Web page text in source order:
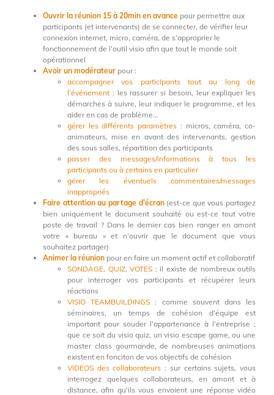
Ouvrir la réunion 15 à 20min en avance pour permettre aux
participants (et intervenants) de se connecter, de vérifier leur
connexion internet, micro, caméra, de s’approprier le
fonctionnement de l’outil visio afin que tout le monde soit
opérationnel
Avoir un modérateur pour :
accompagner vos participants tout au long de
l’événement : les rassurer si besoin, leur expliquer les
démarches à suivre, leur indiquer le programme, et les
aider en cas de problème…
gérer les différents paramètres : micros, caméra, co-
animateurs, mise en avant des intervenants, gestion
des sous salles, répartition des participants
passer des messages/informations à tous les
participants ou à certains en particulier
gérer les éventuels commentaires/messages
inappropriés
Faire attention au partage d’écran (est-ce que vous partagez
bien uniquement le document souhaité ou est-ce tout votre
poste de travail ? Dans le dernier cas bien ranger en amont
votre « bureau » et n’ouvrir que le document que vous
souhaitez partager)
Animer la réunion pour en faire un moment actif et collaboratif
SONDAGE, QUIZ, VOTES : il existe de nombreux outils
pour interroger vos participants et récupérer leurs
réactions
VISIO TEAMBUILDINGS : comme souvent dans les
séminaires, un temps de cohésion d’équipe est
important pour souder l’appartenance à l’entreprise ;
que ce soit du visio quiz, un visio escape game, ou une
master class gourmande, de nombreuses animations
existent en fonciton de vos objectifs de cohésion
VIDEOS des collaborateurs : sur certains sujets, vous
interrogez quelques collaborateurs, en amont et à
distance, afin qu’ils vous envoient une réponse vidéo